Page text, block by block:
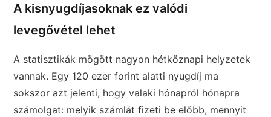
A kisnyugdíjasoknak ez valódi
levegővétel lehet
A statisztikák mögött nagyon hétköznapi helyzetek
vannak. Egy 120 ezer forint alatti nyugdíj ma
sokszor azt jelenti, hogy valaki hónapról hónapra
számolgat: melyik számlát fizeti be előbb, mennyit